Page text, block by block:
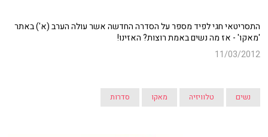
התסריטאי חגי לפיד מספר על הסדרה החדשה אשר עולה הערב (א') באתר
'מאקו' - אז מה נשים באמת רוצות? האזינו!
11/03/2012
נשים טלוויזיה מאקו סדרות